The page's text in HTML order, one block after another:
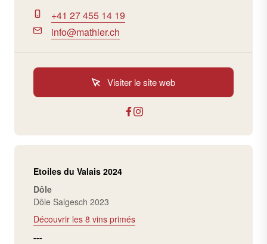
+41 27 455 14 19
info@mathier.ch
Visiter le site web
Etoiles du Valais 2024
Dôle
Dôle Salgesch 2023
Découvrir les 8 vins primés
---